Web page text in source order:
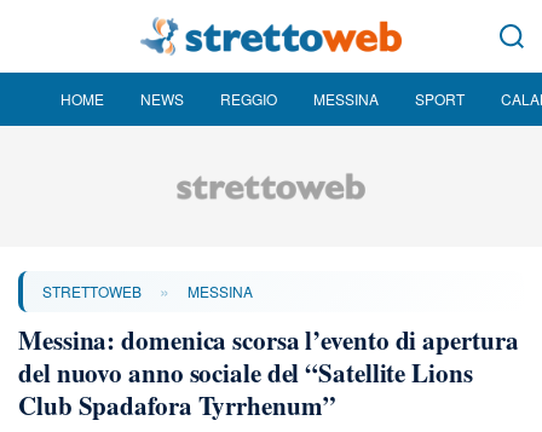
HOME NEWS REGGIO MESSINA SPORT
STRETTOWEB » MESSINA
Messina: domenica scorsa l’evento di apertura
del nuovo anno sociale del “Satellite Lions
Club Spadafora Tyrrhenum”